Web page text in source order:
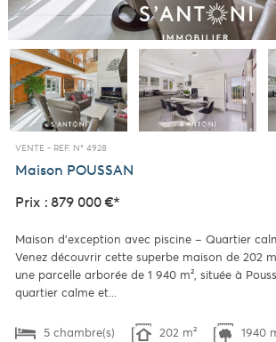
VENTE - REF. N° 4928
Maison POUSSAN
Prix : 879 000 €*
Maison d’exception avec piscine – Quartier
Venez découvrir cette superbe maison de 202
une parcelle arborée de 1 940 m², située à
quartier calme et...
5 chambre(s) 202 m² 1940